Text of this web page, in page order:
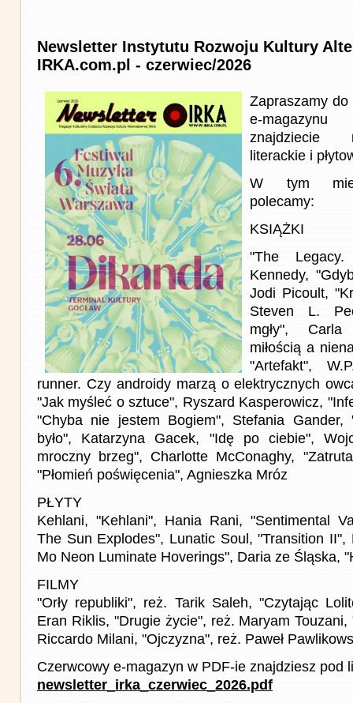
Newsletter Instytutu Rozwoju Kultury
IRKA.com.pl - czerwiec/2026
Zapraszamy
e-
znajdziecie
literackie i
W tym
polecamy:
KSIĄŻKI
"The
Kennedy,
Jodi Picoult,
Steven L.
mgły",
miłością a
"Artefakt",
runner. Czy androidy marzą o elektrycznych
"Jak myśleć o sztuce", Ryszard Kasperowicz,
"Chyba nie jestem Bogiem", Stefania Gander,
było", Katarzyna Gacek, "Idę po ciebie",
mroczny brzeg", Charlotte McConaghy,
"Płomień poświęcenia", Agnieszka Mróz
PŁYTY
Kehlani, "Kehlani", Hania Rani, "Sentimental
The Sun Explodes", Lunatic Soul, "Transition II",
Mo Neon Luminate Hoverings", Daria ze Śląska,
FILMY
"Orły republiki", reż. Tarik Saleh, "Czytając
Eran Riklis, "Drugie życie", reż. Maryam
Riccardo Milani, "Ojczyzna", reż. Paweł
Czerwcowy e-magazyn w PDF-ie znajdziesz pod
newsletter_irka_czerwiec_2026.pdf